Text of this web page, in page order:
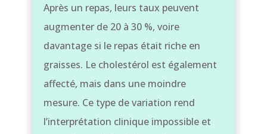
Après un repas, leurs taux peuvent
augmenter de 20 à 30 %, voire
davantage si le repas était riche en
graisses. Le cholestérol est également
affecté, mais dans une moindre
mesure. Ce type de variation rend
l’interprétation clinique impossible et